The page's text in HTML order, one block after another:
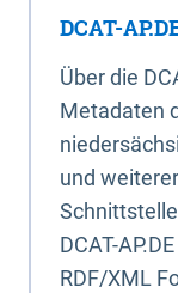
DCAT-
Über die
Metadaten
und
DCAT-
RDF/XML